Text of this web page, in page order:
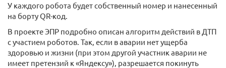
У каждого робота будет собственный номер и нанесенный
на борту QR-код.
В проекте ЭПР подробно описан алгоритм действий в ДТП
с участием роботов. Так, если в аварии нет ущерба
здоровью и жизни (при этом другой участник аварии не
имеет претензий к «Яндексу»), разрешается покинуть